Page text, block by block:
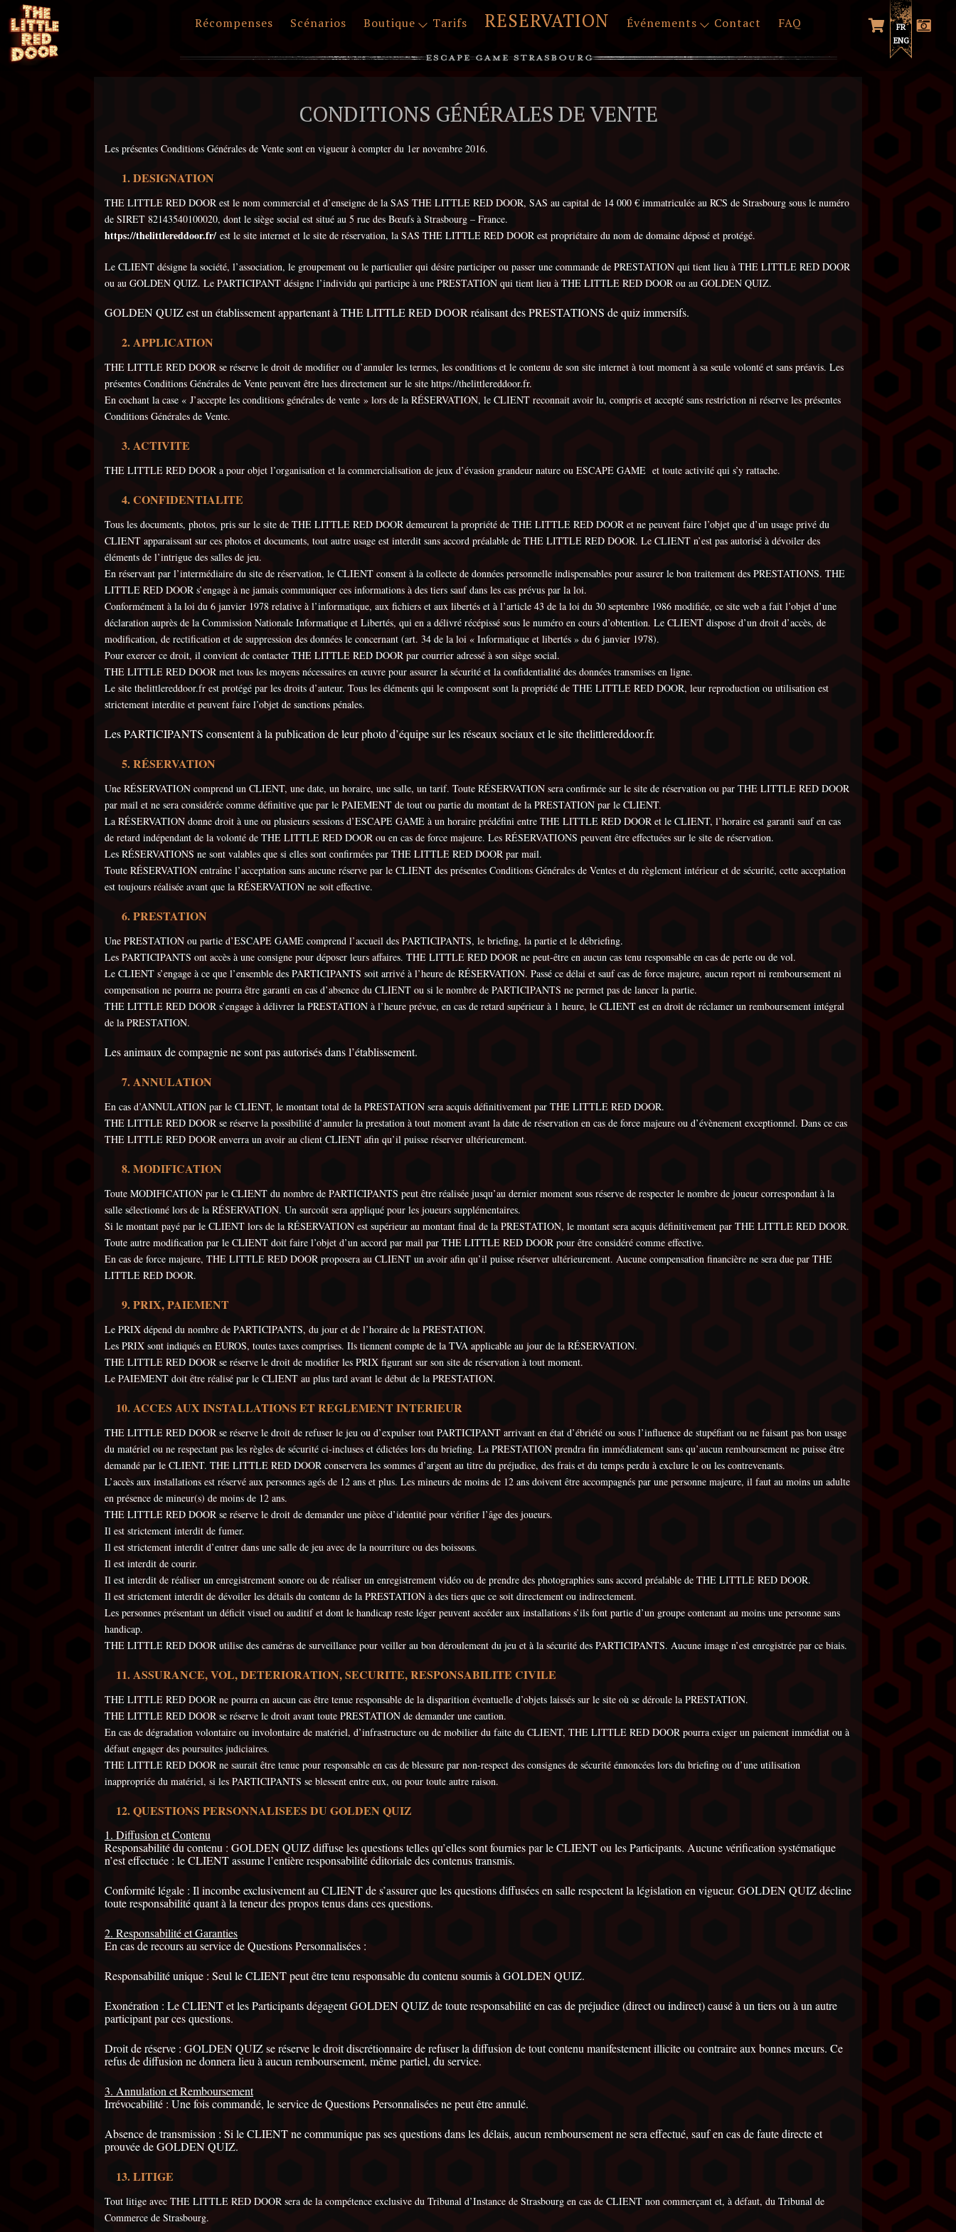
Récompenses Scénarios Boutique Tarifs RESERVATION Événements Contact FAQ
FR
ENG
CONDITIONS GÉNÉRALES DE VENTE
Les présentes Conditions Générales de Vente sont en vigueur à compter du 1er novembre 2016.
DESIGNATION
THE LITTLE RED DOOR est le nom commercial et d’enseigne de la SAS THE LITTLE RED DOOR, SAS au capital de 14 000 € immatriculée au RCS de Strasbourg sous le numéro
de SIRET 82143540100020, dont le siège social est situé au 5 rue des Bœufs à Strasbourg – France.
https://thelittlereddoor.fr/ est le site internet et le site de réservation, la SAS THE LITTLE RED DOOR est propriétaire du nom de domaine déposé et protégé.
Le CLIENT désigne la société, l’association, le groupement ou le particulier qui désire participer ou passer une commande de PRESTATION qui tient lieu à THE LITTLE RED DOOR
ou au GOLDEN QUIZ. Le PARTICIPANT désigne l’individu qui participe à une PRESTATION qui tient lieu à THE LITTLE RED DOOR ou au GOLDEN QUIZ.
GOLDEN QUIZ est un établissement appartenant à THE LITTLE RED DOOR réalisant des PRESTATIONS de quiz immersifs.
APPLICATION
THE LITTLE RED DOOR se réserve le droit de modifier ou d’annuler les termes, les conditions et le contenu de son site internet à tout moment à sa seule volonté et sans préavis. Les
présentes Conditions Générales de Vente peuvent être lues directement sur le site https://thelittlereddoor.fr.
En cochant la case « J’accepte les conditions générales de vente » lors de la RÉSERVATION, le CLIENT reconnait avoir lu, compris et accepté sans restriction ni réserve les présentes
Conditions Générales de Vente.
ACTIVITE
THE LITTLE RED DOOR a pour objet l’organisation et la commercialisation de jeux d’évasion grandeur nature ou ESCAPE GAME et toute activité qui s’y rattache.
CONFIDENTIALITE
Tous les documents, photos, pris sur le site de THE LITTLE RED DOOR demeurent la propriété de THE LITTLE RED DOOR et ne peuvent faire l’objet que d’un usage privé du
CLIENT apparaissant sur ces photos et documents, tout autre usage est interdit sans accord préalable de THE LITTLE RED DOOR. Le CLIENT n’est pas autorisé à dévoiler des
éléments de l’intrigue des salles de jeu.
En réservant par l’intermédiaire du site de réservation, le CLIENT consent à la collecte de données personnelle indispensables pour assurer le bon traitement des PRESTATIONS. THE
LITTLE RED DOOR s’engage à ne jamais communiquer ces informations à des tiers sauf dans les cas prévus par la loi.
Conformément à la loi du 6 janvier 1978 relative à l’informatique, aux fichiers et aux libertés et à l’article 43 de la loi du 30 septembre 1986 modifiée, ce site web a fait l’objet d’une
déclaration auprès de la Commission Nationale Informatique et Libertés, qui en a délivré récépissé sous le numéro en cours d’obtention. Le CLIENT dispose d’un droit d’accès, de
modification, de rectification et de suppression des données le concernant (art. 34 de la loi « Informatique et libertés » du 6 janvier 1978).
Pour exercer ce droit, il convient de contacter THE LITTLE RED DOOR par courrier adressé à son siège social.
THE LITTLE RED DOOR met tous les moyens nécessaires en œuvre pour assurer la sécurité et la confidentialité des données transmises en ligne.
Le site thelittlereddoor.fr est protégé par les droits d’auteur. Tous les éléments qui le composent sont la propriété de THE LITTLE RED DOOR, leur reproduction ou utilisation est
strictement interdite et peuvent faire l’objet de sanctions pénales.
Les PARTICIPANTS consentent à la publication de leur photo d’équipe sur les réseaux sociaux et le site thelittlereddoor.fr.
RÉSERVATION
Une RÉSERVATION comprend un CLIENT, une date, un horaire, une salle, un tarif. Toute RÉSERVATION sera confirmée sur le site de réservation ou par THE LITTLE RED DOOR
par mail et ne sera considérée comme définitive que par le PAIEMENT de tout ou partie du montant de la PRESTATION par le CLIENT.
La RÉSERVATION donne droit à une ou plusieurs sessions d’ESCAPE GAME à un horaire prédéfini entre THE LITTLE RED DOOR et le CLIENT, l’horaire est garanti sauf en cas
de retard indépendant de la volonté de THE LITTLE RED DOOR ou en cas de force majeure. Les RÉSERVATIONS peuvent être effectuées sur le site de réservation.
Les RÉSERVATIONS ne sont valables que si elles sont confirmées par THE LITTLE RED DOOR par mail.
Toute RÉSERVATION entraîne l’acceptation sans aucune réserve par le CLIENT des présentes Conditions Générales de Ventes et du règlement intérieur et de sécurité, cette acceptation
est toujours réalisée avant que la RÉSERVATION ne soit effective.
PRESTATION
Une PRESTATION ou partie d’ESCAPE GAME comprend l’accueil des PARTICIPANTS, le briefing, la partie et le débriefing.
Les PARTICIPANTS ont accès à une consigne pour déposer leurs affaires. THE LITTLE RED DOOR ne peut-être en aucun cas tenu responsable en cas de perte ou de vol.
Le CLIENT s’engage à ce que l’ensemble des PARTICIPANTS soit arrivé à l’heure de RÉSERVATION. Passé ce délai et sauf cas de force majeure, aucun report ni remboursement ni
compensation ne pourra ne pourra être garanti en cas d’absence du CLIENT ou si le nombre de PARTICIPANTS ne permet pas de lancer la partie.
THE LITTLE RED DOOR s’engage à délivrer la PRESTATION à l’heure prévue, en cas de retard supérieur à 1 heure, le CLIENT est en droit de réclamer un remboursement intégral
de la PRESTATION.
Les animaux de compagnie ne sont pas autorisés dans l’établissement.
ANNULATION
En cas d’ANNULATION par le CLIENT, le montant total de la PRESTATION sera acquis définitivement par THE LITTLE RED DOOR.
THE LITTLE RED DOOR se réserve la possibilité d’annuler la prestation à tout moment avant la date de réservation en cas de force majeure ou d’évènement exceptionnel. Dans ce cas
THE LITTLE RED DOOR enverra un avoir au client CLIENT afin qu’il puisse réserver ultérieurement.
MODIFICATION
Toute MODIFICATION par le CLIENT du nombre de PARTICIPANTS peut être réalisée jusqu’au dernier moment sous réserve de respecter le nombre de joueur correspondant à la
salle sélectionné lors de la RÉSERVATION. Un surcoût sera appliqué pour les joueurs supplémentaires.
Si le montant payé par le CLIENT lors de la RÉSERVATION est supérieur au montant final de la PRESTATION, le montant sera acquis définitivement par THE LITTLE RED DOOR.
Toute autre modification par le CLIENT doit faire l’objet d’un accord par mail par THE LITTLE RED DOOR pour être considéré comme effective.
En cas de force majeure, THE LITTLE RED DOOR proposera au CLIENT un avoir afin qu’il puisse réserver ultérieurement. Aucune compensation financière ne sera due par THE
LITTLE RED DOOR.
PRIX, PAIEMENT
Le PRIX dépend du nombre de PARTICIPANTS, du jour et de l’horaire de la PRESTATION.
Les PRIX sont indiqués en EUROS, toutes taxes comprises. Ils tiennent compte de la TVA applicable au jour de la RÉSERVATION.
THE LITTLE RED DOOR se réserve le droit de modifier les PRIX figurant sur son site de réservation à tout moment.
Le PAIEMENT doit être réalisé par le CLIENT au plus tard avant le début de la PRESTATION.
ACCES AUX INSTALLATIONS ET REGLEMENT INTERIEUR
THE LITTLE RED DOOR se réserve le droit de refuser le jeu ou d’expulser tout PARTICIPANT arrivant en état d’ébriété ou sous l’influence de stupéfiant ou ne faisant pas bon usage
du matériel ou ne respectant pas les règles de sécurité ci-incluses et édictées lors du briefing. La PRESTATION prendra fin immédiatement sans qu’aucun remboursement ne puisse être
demandé par le CLIENT. THE LITTLE RED DOOR conservera les sommes d’argent au titre du préjudice, des frais et du temps perdu à exclure le ou les contrevenants.
L’accès aux installations est réservé aux personnes agés de 12 ans et plus. Les mineurs de moins de 12 ans doivent être accompagnés par une personne majeure, il faut au moins un adulte
en présence de mineur(s) de moins de 12 ans.
THE LITTLE RED DOOR se réserve le droit de demander une pièce d’identité pour vérifier l’âge des joueurs.
Il est strictement interdit de fumer.
Il est strictement interdit d’entrer dans une salle de jeu avec de la nourriture ou des boissons.
Il est interdit de courir.
Il est interdit de réaliser un enregistrement sonore ou de réaliser un enregistrement vidéo ou de prendre des photographies sans accord préalable de THE LITTLE RED DOOR.
Il est strictement interdit de dévoiler les détails du contenu de la PRESTATION à des tiers que ce soit directement ou indirectement.
Les personnes présentant un déficit visuel ou auditif et dont le handicap reste léger peuvent accéder aux installations s’ils font partie d’un groupe contenant au moins une personne sans
handicap.
THE LITTLE RED DOOR utilise des caméras de surveillance pour veiller au bon déroulement du jeu et à la sécurité des PARTICIPANTS. Aucune image n’est enregistrée par ce biais.
ASSURANCE, VOL, DETERIORATION, SECURITE, RESPONSABILITE CIVILE
THE LITTLE RED DOOR ne pourra en aucun cas être tenue responsable de la disparition éventuelle d’objets laissés sur le site où se déroule la PRESTATION.
THE LITTLE RED DOOR se réserve le droit avant toute PRESTATION de demander une caution.
En cas de dégradation volontaire ou involontaire de matériel, d’infrastructure ou de mobilier du faite du CLIENT, THE LITTLE RED DOOR pourra exiger un paiement immédiat ou à
défaut engager des poursuites judiciaires.
THE LITTLE RED DOOR ne saurait être tenue pour responsable en cas de blessure par non-respect des consignes de sécurité énnoncées lors du briefing ou d’une utilisation
inappropriée du matériel, si les PARTICIPANTS se blessent entre eux, ou pour toute autre raison.
QUESTIONS PERSONNALISEES DU GOLDEN QUIZ
1. Diffusion et Contenu
Responsabilité du contenu : GOLDEN QUIZ diffuse les questions telles qu’elles sont fournies par le CLIENT ou les Participants. Aucune vérification systématique
n’est effectuée : le CLIENT assume l’entière responsabilité éditoriale des contenus transmis.
Conformité légale : Il incombe exclusivement au CLIENT de s’assurer que les questions diffusées en salle respectent la législation en vigueur. GOLDEN QUIZ décline
toute responsabilité quant à la teneur des propos tenus dans ces questions.
2. Responsabilité et Garanties
En cas de recours au service de Questions Personnalisées :
Responsabilité unique : Seul le CLIENT peut être tenu responsable du contenu soumis à GOLDEN QUIZ.
Exonération : Le CLIENT et les Participants dégagent GOLDEN QUIZ de toute responsabilité en cas de préjudice (direct ou indirect) causé à un tiers ou à un autre
participant par ces questions.
Droit de réserve : GOLDEN QUIZ se réserve le droit discrétionnaire de refuser la diffusion de tout contenu manifestement illicite ou contraire aux bonnes mœurs. Ce
refus de diffusion ne donnera lieu à aucun remboursement, même partiel, du service.
3. Annulation et Remboursement
Irrévocabilité : Une fois commandé, le service de Questions Personnalisées ne peut être annulé.
Absence de transmission : Si le CLIENT ne communique pas ses questions dans les délais, aucun remboursement ne sera effectué, sauf en cas de faute directe et
prouvée de GOLDEN QUIZ.
LITIGE
Tout litige avec THE LITTLE RED DOOR sera de la compétence exclusive du Tribunal d’Instance de Strasbourg en cas de CLIENT non commerçant et, à défaut, du Tribunal de
Commerce de Strasbourg.